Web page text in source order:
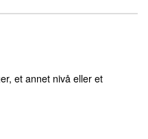
et annet nivå eller et